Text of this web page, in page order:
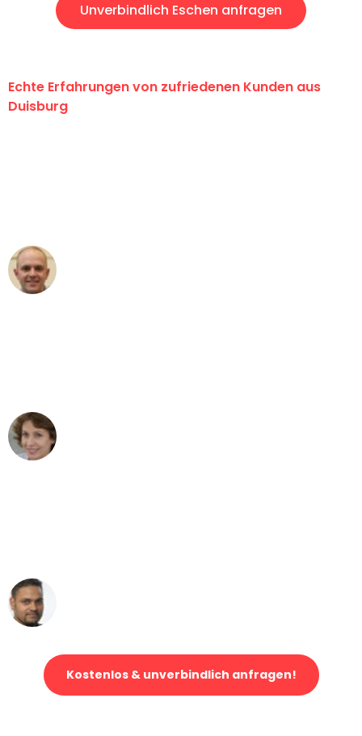
Unverbindlich Eschen anfragen
Echte Erfahrungen von zufriedenen Kunden aus
Duisburg
Kostenlos & unverbindlich anfragen!